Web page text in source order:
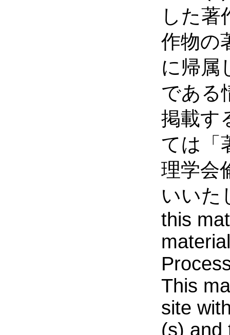
した著
作物の
に帰属
である
掲載す
ては「
理学会
いいた
this
This
site
(s) and